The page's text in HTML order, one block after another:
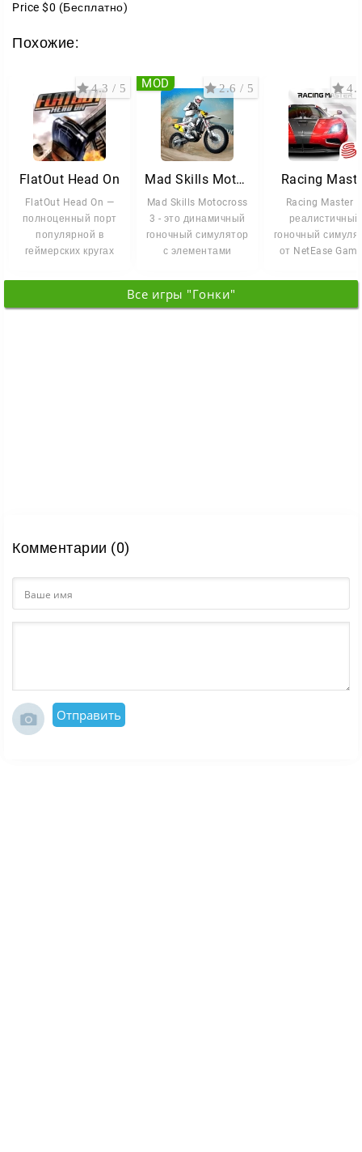
Price $0 (Бесплатно)
Похожие:
FlatOut Head On
FlatOut Head On —
полноценный порт
популярной в
геймерских кругах
разрушения
4.3 / 5
Mad Skills Motocross 3
Mad Skills Motocross
3 - это динамичный
гоночный симулятор
с элементами
дарит
2.6 / 5
MOD
Racing
Racing Master
реалистичный
гоночный
от NetEase
сотрудничестве
Все игры "Гонки"
Комментарии (0)
Отправить